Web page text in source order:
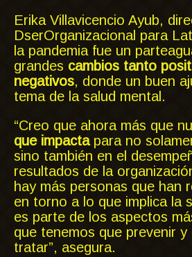
Erika Villavicencio Ayub,
DserOrganizacional para
la pandemia fue un
grandes cambios tanto
negativos, donde un buen
tema de la salud mental.
“Creo que ahora más que
que impactapara no
sino también en el
resultados de la
hay más personas que han
en torno a lo que implica la
es parte de los aspectos
que tenemos que prevenir y
tratar”, asegura.